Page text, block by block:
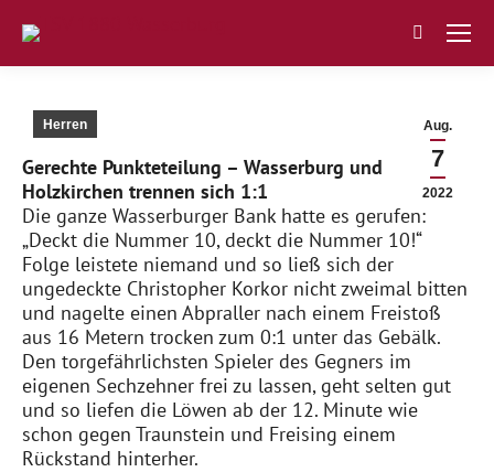
Search:
Aug.
7
2022
Herren
Gerechte Punkteteilung – Wasserburg und
Holzkirchen trennen sich 1:1
Die ganze Wasserburger Bank hatte es gerufen:
„Deckt die Nummer 10, deckt die Nummer 10!“
Folge leistete niemand und so ließ sich der
ungedeckte Christopher Korkor nicht zweimal bitten
und nagelte einen Abpraller nach einem Freistoß
aus 16 Metern trocken zum 0:1 unter das Gebälk.
Den torgefährlichsten Spieler des Gegners im
eigenen Sechzehner frei zu lassen, geht selten gut
und so liefen die Löwen ab der 12. Minute wie
schon gegen Traunstein und Freising einem
Rückstand hinterher.